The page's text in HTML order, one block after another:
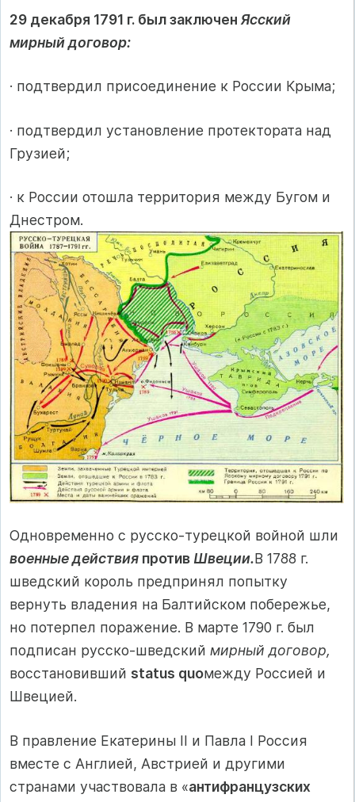
29 декабря 1791 г. был заключен Ясский
мирный договор:
· подтвердил присоединение к России Крыма;
· подтвердил установление протектората над
Грузией;
· к России отошла территория между Бугом и
Днестром.
Одновременно с русско-турецкой войной шли
военные действия противШвеции.В 1788 г.
шведский король предпринял попытку
вернуть владения на Балтийском побережье,
но потерпел поражение. В марте 1790 г. был
подписан русско-шведский мирный договор,
восстановивший status quoмежду Россией и
Швецией.
В правление Екатерины II и Павла I Россия
вместе с Англией, Австрией и другими
странами участвовала в «антифранцузских